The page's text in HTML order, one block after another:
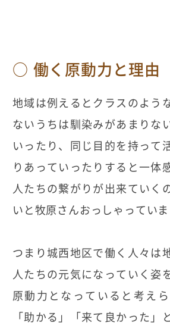
働く原動力と理由
地域は例えるとクラスのよう
ないうちは馴染みがあまりな
いったり、同じ目的を持って
りあっていったりすると一体
人たちの繋がりが出来ていく
いと牧原さんおっしゃっていま
つまり城西地区で働く人々は
人たちの元気になっていく姿
原動力となっていると考えら
「助かる」「来て良かった」